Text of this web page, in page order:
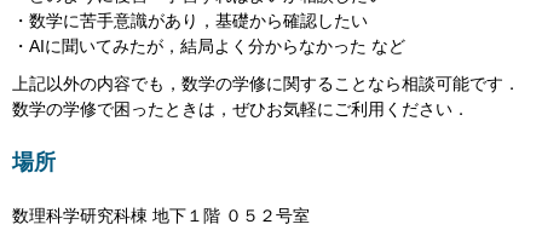
・数学に苦手意識があり，基礎から確認したい
・AIに聞いてみたが，結局よく分からなかった など
上記以外の内容でも，数学の学修に関することなら相談可能です．
数学の学修で困ったときは，ぜひお気軽にご利用ください．
場所
数理科学研究科棟 地下１階 ０５２号室